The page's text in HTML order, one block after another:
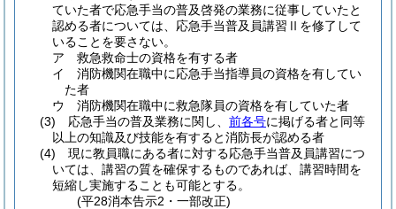
ていた者で応急手当の普及啓発の業務に従事していたと
認める者については、応急手当普及員講習Ⅱを修了して
いることを要さない。
ア
救急救命士の資格を有する者
イ
消防機関在職中に応急手当指導員の資格を有してい
た者
ウ
消防機関在職中に救急隊員の資格を有していた者
(3)
応急手当の普及業務に関し、 前各号に掲げる者と同等
以上の知識及び技能を有すると消防長が認める者
(4)
現に教員職にある者に対する応急手当普及員講習につ
いては、講習の質を確保するものであれば、講習時間を
短縮し実施することも可能とする。
(平28消本告示2・一部改正)